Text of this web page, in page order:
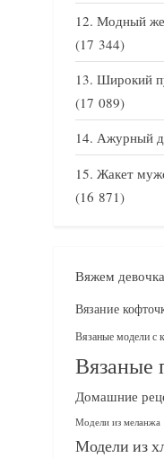
Модный
(17 344)
Широкий
(17 089)
Ажурный
Жакет
(16 871)
Вяжем
Вязание
Вязаные модели с
Вязаные
Домашние
Модели из меланжа
Модели из